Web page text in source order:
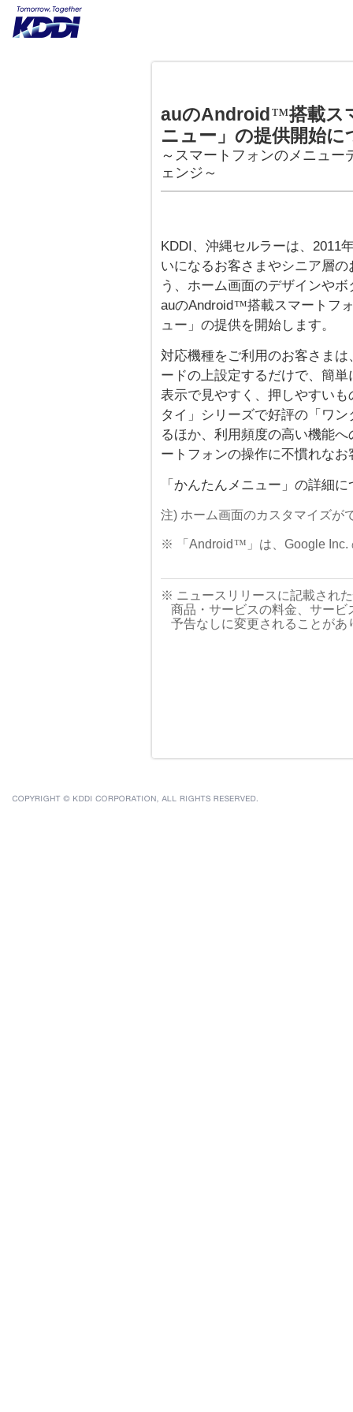
auのAndroid™搭載ス
ニュー」の提供開始に
～スマートフォンのメニュ
ェンジ～
KDDI、沖縄セルラーは、2011
いになるお客さまやシニア層
う、ホーム画面のデザインや
auのAndroid™搭載スマートフ
ュー」の提供を開始します。
対応機種をご利用のお客さま
ードの上設定するだけで、簡
表示で見やすく、押しやすい
タイ」シリーズで好評の「ワ
るほか、利用頻度の高い機能
ートフォンの操作に不慣れな
「かんたんメニュー」の詳細
注) ホーム画面のカスタマイズが
※ 「Android™ 」は、Google
※ ニュースリリースに記載され
商品・サービスの料金、サー
予告なしに変更されることが